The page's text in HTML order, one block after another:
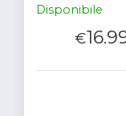
Disponibile
€